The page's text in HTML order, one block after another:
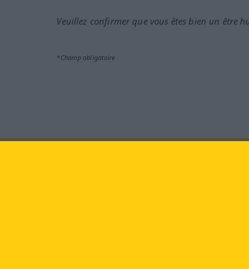
Veuillez confirmer que vous êtes bien un être
*Champ obligatoire